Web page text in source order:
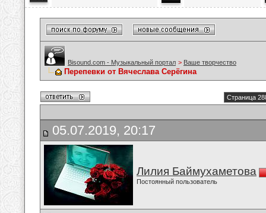
Bisound.com - Музыкальный портал > Ваше творчество
Перепевки от Вячеслава Серёгина
Страница
05.07.2019, 20:17
Лилия Баймухаметова
Постоянный пользователь